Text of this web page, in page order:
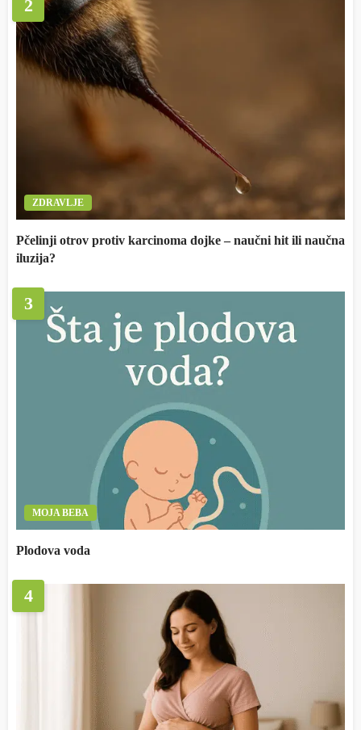
2
ZDRAVLJE
Pčelinji otrov protiv karcinoma dojke – naučni hit ili naučna
iluzija?
3
MOJA BEBA
Plodova voda
4